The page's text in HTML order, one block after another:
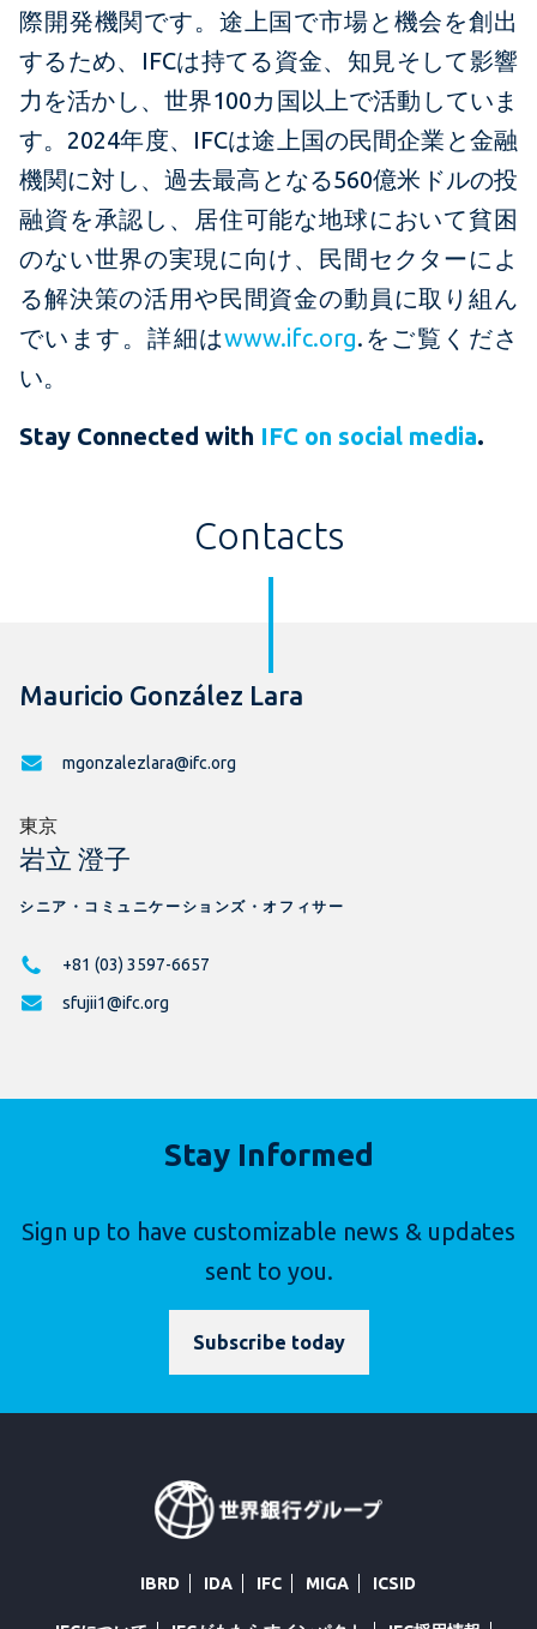
際開発機関です。途上国で市場と機会を創出
するため、IFCは持てる資金、知見そして影響
力を活かし、世界100カ国以上で活動していま
す。2024年度、IFCは途上国の民間企業と金融
機関に対し、過去最高となる560億米ドルの投
融資を承認し、居住可能な地球において貧困
のない世界の実現に向け、民間セクターによ
る解決策の活用や民間資金の動員に取り組ん
でいます。詳細はwww.ifc.org.をご覧くださ
い。
Stay Connected with IFC on social media.
Contacts
Mauricio González Lara
mgonzalezlara@ifc.org
東京
岩立 澄子
シニア・コミュニケーションズ・オフィサー
+81 (03) 3597-6657
sfujii1@ifc.org
Stay Informed
Sign up to have customizable news & updates
sent to you.
Subscribe today
IBRD IDA IFC MIGA ICSID